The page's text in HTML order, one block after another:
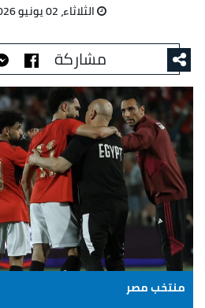
الثلاثاء، 02 يونيو 2026 12:35 م
مشاركة
منتخب مصر